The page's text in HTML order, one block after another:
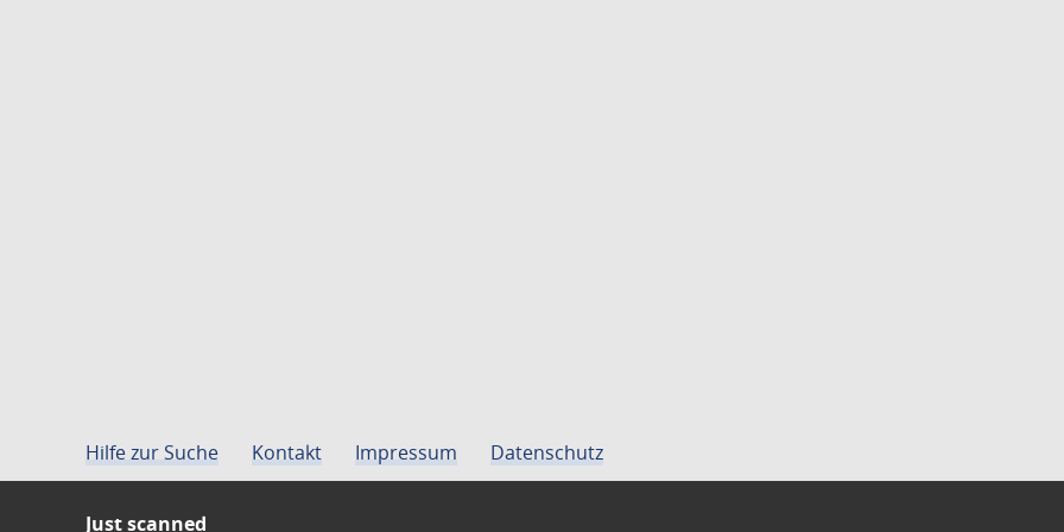
Hilfe zur Suche Kontakt Impressum Datenschutz
Just scanned